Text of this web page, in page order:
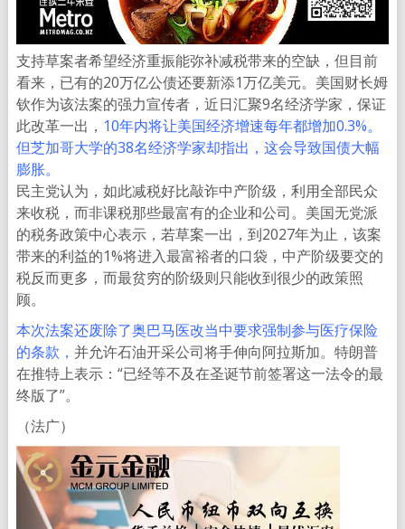
支持草案者希望经济重振能弥补减税带来的空缺，但目前
看来，已有的20万亿公债还要新添1万亿美元。美国财长姆
钦作为该法案的强力宣传者，近日汇聚9名经济学家，保证
此改革一出， 10年内将让美国经济增速每年都增加0.3%。
但芝加哥大学的38名经济学家却指出，这会导致国债大幅
膨胀。
民主党认为，如此减税好比敲诈中产阶级，利用全部民众
来收税，而非课税那些最富有的企业和公司。美国无党派
的税务政策中心表示，若草案一出，到2027年为止，该案
带来的利益的1%将进入最富裕者的口袋，中产阶级要交的
税反而更多，而最贫穷的阶级则只能收到很少的政策照
顾。
本次法案还废除了奥巴马医改当中要求强制参与医疗保险
的条款， 并允许石油开采公司将手伸向阿拉斯加。特朗普
在推特上表示：“已经等不及在圣诞节前签署这一法令的最
终版了”。
（法广）